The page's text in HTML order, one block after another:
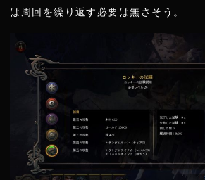
は周回を繰り返す必要は無さそう。